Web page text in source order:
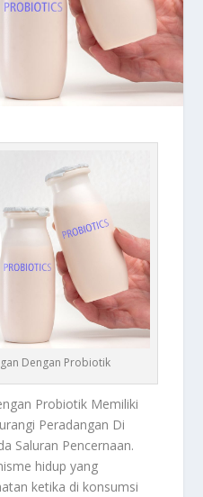
Dengan Probiotik
Probiotik Memiliki
Peradangan Di
Saluran Pencernaan.
hidup yang
ketika di konsumsi